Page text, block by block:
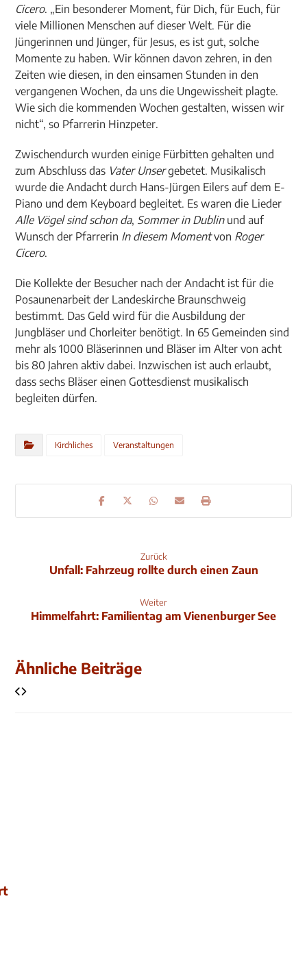
Cicero. „Ein besonderer Moment, für Dich, für Euch, für
viele Millionen Menschen auf dieser Welt. Für die
Jüngerinnen und Jünger, für Jesus, es ist gut, solche
Momente zu haben. Wir können davon zehren, in den
Zeiten wie diesen, in den einsamen Stunden in den
vergangenen Wochen, da uns die Ungewissheit plagte.
Wie sich die kommenden Wochen gestalten, wissen wir
nicht“, so Pfarrerin Hinzpeter.
Zwischendurch wurden einige Fürbitten gehalten und
zum Abschluss das Vater Unsergebetet. Musikalisch
wurde die Andacht durch Hans-Jürgen Eilers auf dem E-
Piano und dem Keyboard begleitet. Es waren die Lieder
Alle Vögel sind schon da, Sommer in Dublinund auf
Wunsch der Pfarrerin In diesem Momentvon Roger
Cicero.
Die Kollekte der Besucher nach der Andacht ist für die
Posaunenarbeit der Landeskirche Braunschweig
bestimmt. Das Geld wird für die Ausbildung der
Jungbläser und Chorleiter benötigt. In 65 Gemeinden sind
mehr als 1000 Bläserinnen und Bläser im Alter von acht
bis 80 Jahren aktiv dabei. Inzwischen ist auch erlaubt,
dass sechs Bläser einen Gottesdienst musikalisch
begleiten dürfen.
Kirchliches Veranstaltungen
Zurück
Unfall: Fahrzeug rollte durch einen Zaun
Weiter
Himmelfahrt: Familientag am Vienenburger See
Ähnliche Beiträge